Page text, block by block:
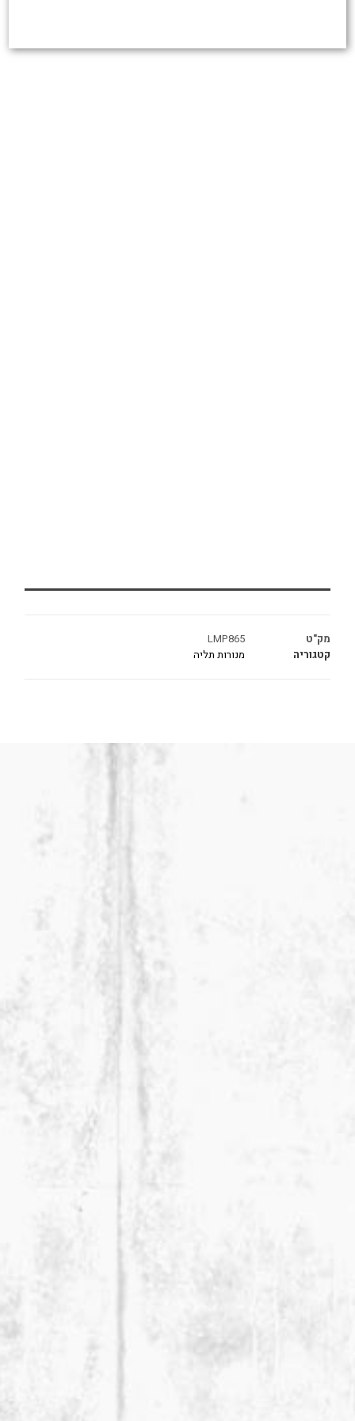
מק"ט
LMP865
קטגוריה
מנורות תליה